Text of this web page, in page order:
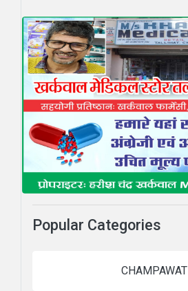
Popular Categories
CHAMPAWAT